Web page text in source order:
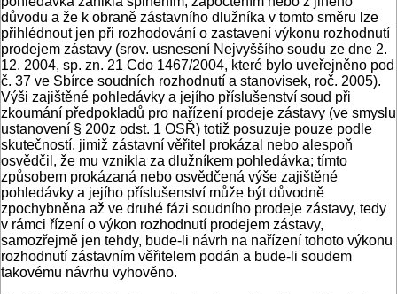
důvodu a že k obraně zástavního dlužníka v tomto směru lze
přihlédnout jen při rozhodování o zastavení výkonu rozhodnutí
prodejem zástavy (srov. usnesení Nejvyššího soudu ze dne 2.
12. 2004, sp. zn. 21 Cdo 1467/2004, které bylo uveřejněno pod
č. 37 ve Sbírce soudních rozhodnutí a stanovisek, roč. 2005).
Výši zajištěné pohledávky a jejího příslušenství soud při
zkoumání předpokladů pro nařízení prodeje zástavy (ve smyslu
ustanovení § 200z odst. 1 OSŘ) totiž posuzuje pouze podle
skutečností, jimiž zástavní věřitel prokázal nebo alespoň
osvědčil, že mu vznikla za dlužníkem pohledávka; tímto
způsobem prokázaná nebo osvědčená výše zajištěné
pohledávky a jejího příslušenství může být důvodně
zpochybněna až ve druhé fázi soudního prodeje zástavy, tedy
v rámci řízení o výkon rozhodnutí prodejem zástavy,
samozřejmě jen tehdy, bude-li návrh na nařízení tohoto výkonu
rozhodnutí zástavním věřitelem podán a bude-li soudem
takovému návrhu vyhověno.